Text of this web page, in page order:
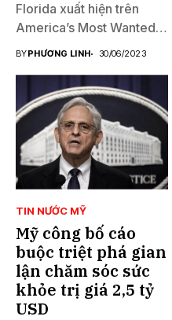
Florida xuất hiện trên
America’s Most Wanted
đã...
BYPHƯƠNG LINH 30/06/2023
TIN NƯỚC MỸ
Mỹ công bố cáo
buộc triệt phá gian
lận chăm sóc sức
khỏe trị giá 2,5 tỷ
USD